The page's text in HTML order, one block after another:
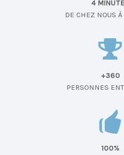
4
DE CHEZ NOUS
+360
PERSONNES
100%